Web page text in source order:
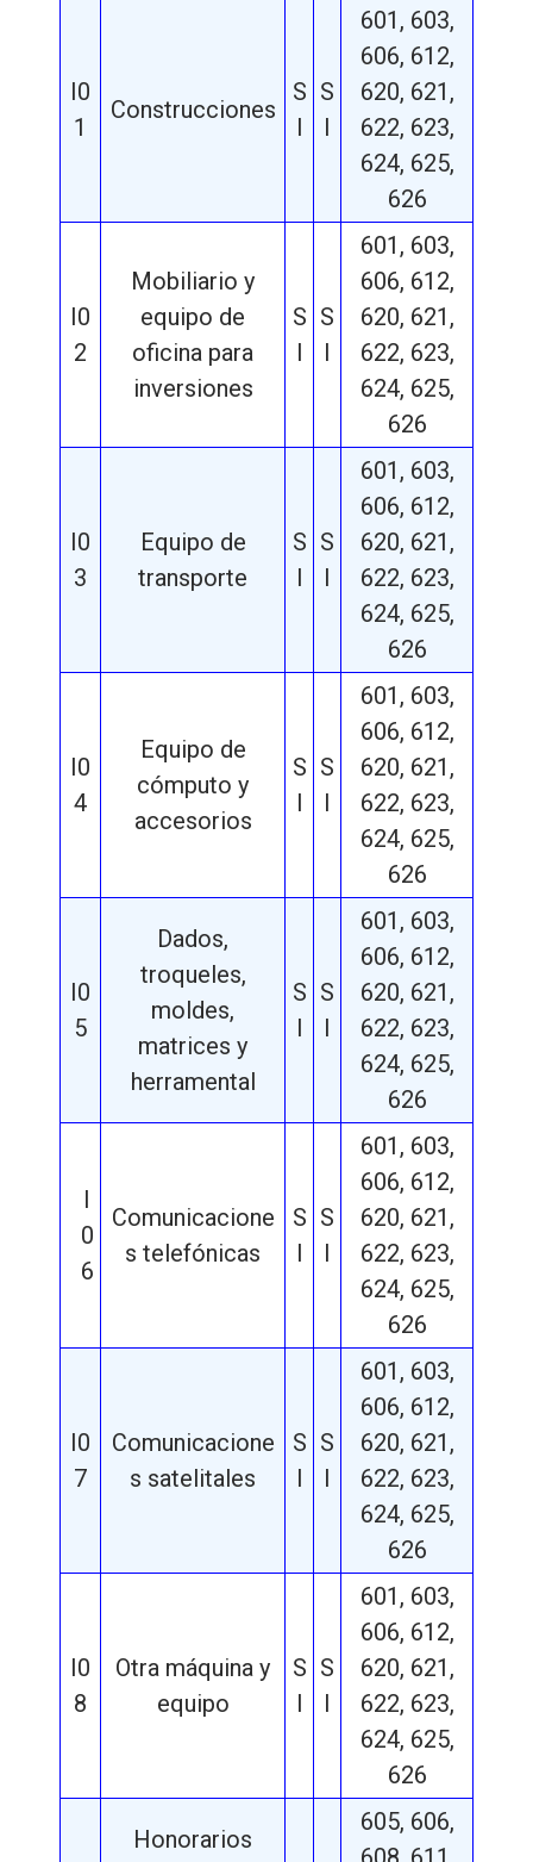
I0
1
Construcciones
S
I
S
I
601, 603,
606, 612,
620, 621,
622, 623,
624, 625,
626
I0
2
Mobiliario y
equipo de
oficina para
inversiones
S
I
S
I
601, 603,
606, 612,
620, 621,
622, 623,
624, 625,
626
I0
3
Equipo de
transporte
S
I
S
I
601, 603,
606, 612,
620, 621,
622, 623,
624, 625,
626
I0
4
Equipo de
cómputo y
accesorios
S
I
S
I
601, 603,
606, 612,
620, 621,
622, 623,
624, 625,
626
I0
5
Dados,
troqueles,
moldes,
matrices y
herramental
S
I
S
I
601, 603,
606, 612,
620, 621,
622, 623,
624, 625,
626
I
0
6
Comunicacione
s telefónicas
S
I
S
I
601, 603,
606, 612,
620, 621,
622, 623,
624, 625,
626
I0
7
Comunicacione
s satelitales
S
I
S
I
601, 603,
606, 612,
620, 621,
622, 623,
624, 625,
626
I0
8
Otra máquina y
equipo
S
I
S
I
601, 603,
606, 612,
620, 621,
622, 623,
624, 625,
626
Honorarios
605, 606,